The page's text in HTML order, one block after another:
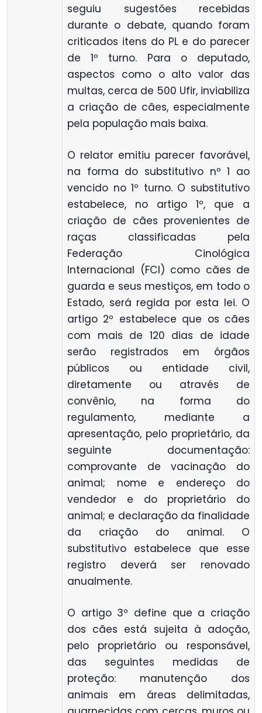
seguiu sugestões recebidas
durante o debate, quando foram
criticados itens do PL e do parecer
de 1º turno. Para o deputado,
aspectos como o alto valor das
multas, cerca de 500 Ufir, inviabiliza
a criação de cães, especialmente
pela população mais baixa.
O relator emitiu parecer favorável,
na forma do substitutivo nº 1 ao
vencido no 1º turno. O substitutivo
estabelece, no artigo 1º, que a
criação de cães provenientes de
raças classificadas pela
Federação Cinológica
Internacional (FCI) como cães de
guarda e seus mestiços, em todo o
Estado, será regida por esta lei. O
artigo 2º estabelece que os cães
com mais de 120 dias de idade
serão registrados em órgãos
públicos ou entidade civil,
diretamente ou através de
convênio, na forma do
regulamento, mediante a
apresentação, pelo proprietário, da
seguinte documentação:
comprovante de vacinação do
animal; nome e endereço do
vendedor e do proprietário do
animal; e declaração da finalidade
da criação do animal. O
substitutivo estabelece que esse
registro deverá ser renovado
anualmente.
O artigo 3º define que a criação
dos cães está sujeita à adoção,
pelo proprietário ou responsável,
das seguintes medidas de
proteção: manutenção dos
animais em áreas delimitadas,